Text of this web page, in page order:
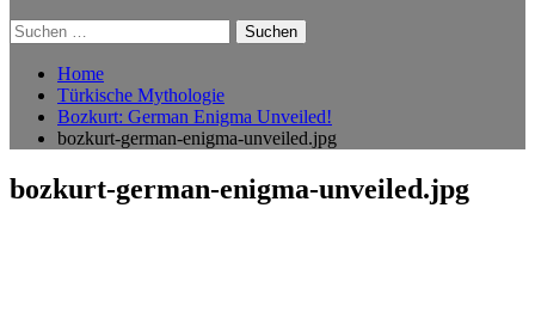
Suchen
nach:
Home
Türkische Mythologie
Bozkurt: German Enigma Unveiled!
bozkurt-german-enigma-unveiled.jpg
bozkurt-german-enigma-unveiled.jpg